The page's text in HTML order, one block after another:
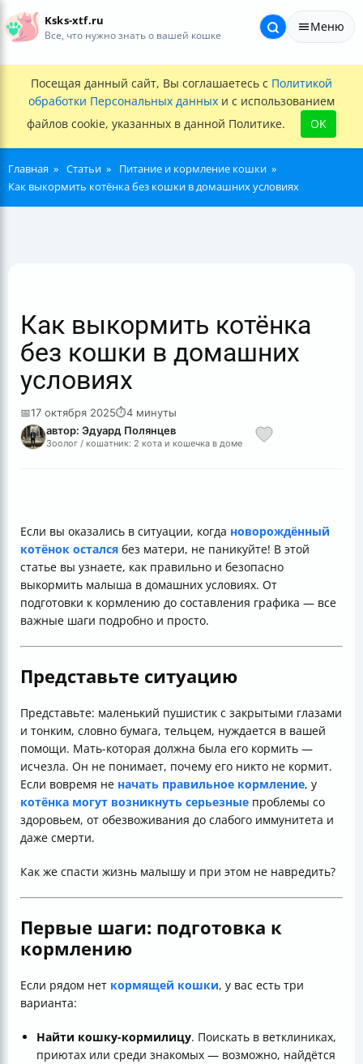
Ksks-xtf.ru
Все, что нужно знать о вашей кошке
Меню
Посещая данный сайт, Вы соглашаетесь с Политикой
обработки Персональных данных и с использованием
файлов cookie, указанных в данной Политике.
OK
Главная Статьи
Питание и кормление кошки
Как выкормить котёнка без кошки в домашних условиях
Как выкормить котёнка
без кошки в домашних
условиях
📅17 октября 2025⏱4 минуты
автор: Эдуард Полянцев
Зоолог / кошатник: 2 кота и кошечка в доме
Если вы оказались в ситуации, когда новорождённый
котёнок остался без матери, не паникуйте! В этой
статье вы узнаете, как правильно и безопасно
выкормить малыша в домашних условиях. От
подготовки к кормлению до составления графика — все
важные шаги подробно и просто.
Представьте ситуацию
Представьте: маленький пушистик с закрытыми глазами
и тонким, словно бумага, тельцем, нуждается в вашей
помощи. Мать-которая должна была его кормить —
исчезла. Он не понимает, почему его никто не кормит.
Если вовремя не начать правильное кормление, у
котёнка могут возникнуть серьезные проблемы со
здоровьем, от обезвоживания до слабого иммунитета и
даже смерти.
Как же спасти жизнь малышу и при этом не навредить?
Первые шаги: подготовка к
кормлению
Если рядом нет кормящей кошки, у вас есть три
варианта:
Найти кошку-кормилицу. Поискать в ветклиниках,
приютах или среди знакомых — возможно, найдётся